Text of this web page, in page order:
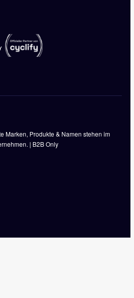
Marken, Produkte & Namen stehen im
| B2B Only